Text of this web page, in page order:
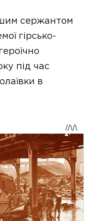
сержантом
гірсько-
під час
в